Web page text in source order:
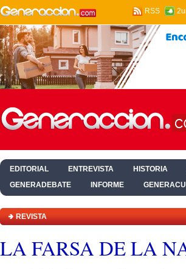
RSS
EDITORIAL ENTREVISTA HISTORIA
GENERADEBATE
INFORME
REVISTA
LA FARSA DE LA